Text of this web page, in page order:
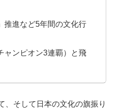
推進など5年間の文化行
ャンピオン3連覇）と飛
、そして日本の文化の旗振り